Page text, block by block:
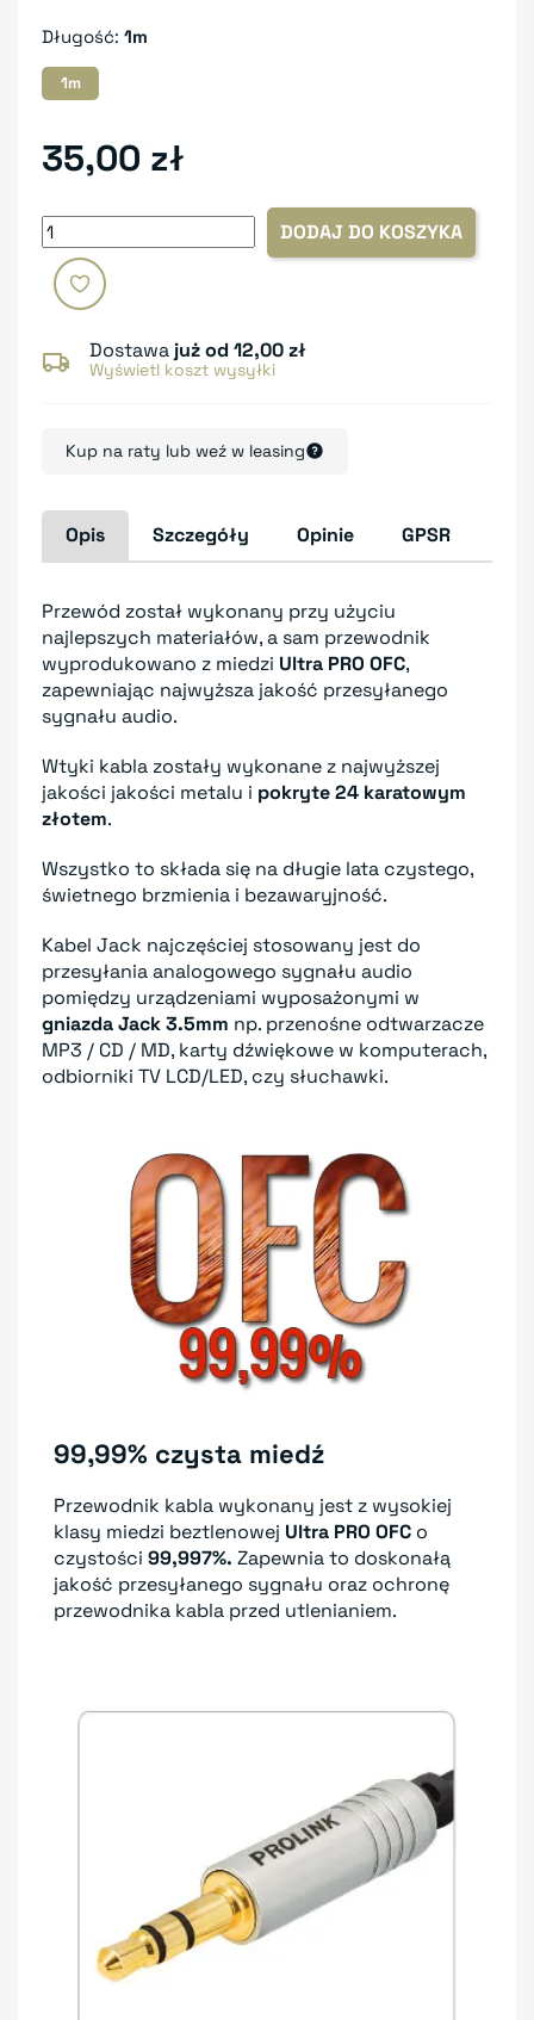
Długość: 1m
1m
35,00 zł
DODAJ DO KOSZYKA
Dostawa już od 12,00 zł
Wyświetl koszt wysyłki
Kup na raty lub weź w leasing
Opis Szczegóły Opinie GPSR
Przewód został wykonany przy użyciu
najlepszych materiałów, a sam przewodnik
wyprodukowano z miedzi Ultra PRO OFC,
zapewniając najwyższa jakość przesyłanego
sygnału audio.
Wtyki kabla zostały wykonane z najwyższej
jakości jakości metalu i pokryte 24 karatowym
złotem.
Wszystko to składa się na długie lata czystego,
świetnego brzmienia i bezawaryjność.
Kabel Jack najczęściej stosowany jest do
przesyłania analogowego sygnału audio
pomiędzy urządzeniami wyposażonymi w
gniazda Jack 3.5mm np. przenośne odtwarzacze
MP3 / CD / MD, karty dźwiękowe w komputerach,
odbiorniki TV LCD/LED, czy słuchawki.
99,99% czysta miedź
Przewodnik kabla wykonany jest z wysokiej
klasy miedzi beztlenowej Ultra PRO OFC o
czystości 99,997%. Zapewnia to doskonałą
jakość przesyłanego sygnału oraz ochronę
przewodnika kabla przed utlenianiem.